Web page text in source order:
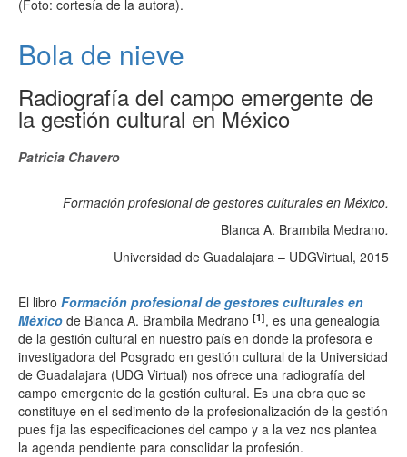
(Foto: cortesía de la autora).
Bola de nieve
Radiografía del campo emergente de
la gestión cultural en México
Patricia Chavero
Formación profesional de gestores culturales en México.
Blanca A. Brambila Medrano.
Universidad de Guadalajara – UDGVirtual, 2015
El libro Formación profesional de gestores culturales en
México de Blanca A. Brambila Medrano [1], es una genealogía
de la gestión cultural en nuestro país en donde la profesora e
investigadora del Posgrado en gestión cultural de la Universidad
de Guadalajara (UDG Virtual) nos ofrece una radiografía del
campo emergente de la gestión cultural. Es una obra que se
constituye en el sedimento de la profesionalización de la gestión
pues fija las especificaciones del campo y a la vez nos plantea
la agenda pendiente para consolidar la profesión.